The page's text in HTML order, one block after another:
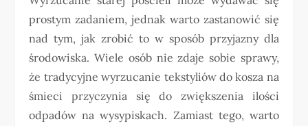
prostym zadaniem, jednak warto zastanowić się
nad tym, jak zrobić to w sposób przyjazny dla
środowiska. Wiele osób nie zdaje sobie sprawy,
że tradycyjne wyrzucanie tekstyliów do kosza na
śmieci przyczynia się do zwiększenia ilości
odpadów na wysypiskach. Zamiast tego, warto